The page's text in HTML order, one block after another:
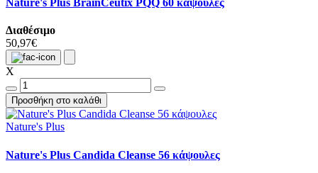
Nature's Plus BrainCeutix PQQ 60 κάψουλες
Διαθέσιμο
50,97€
X
Προσθήκη στο καλάθι
Nature's Plus
Nature's Plus Candida Cleanse 56 κάψουλες